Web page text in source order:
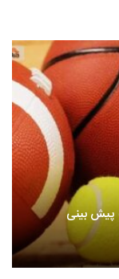
پیش بینی